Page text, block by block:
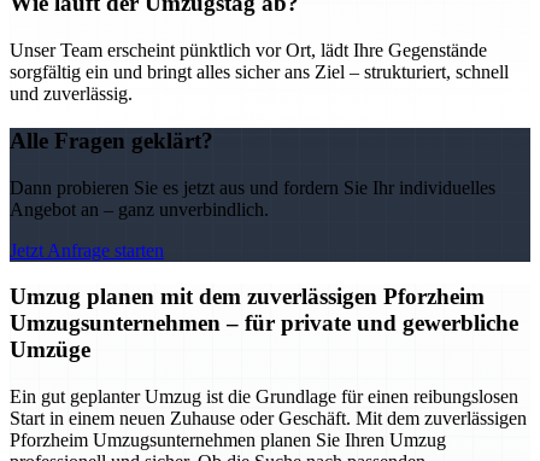
Unser Team erscheint pünktlich vor Ort, lädt Ihre Gegenstände
sorgfältig ein und bringt alles sicher ans Ziel – strukturiert, schnell
und zuverlässig.
Alle Fragen geklärt?
Dann probieren Sie es jetzt aus und fordern Sie Ihr individuelles
Angebot an – ganz unverbindlich.
Jetzt Anfrage starten
Umzug planen mit dem zuverlässigen Pforzheim
Umzugsunternehmen – für private und gewerbliche
Umzüge
Ein gut geplanter Umzug ist die Grundlage für einen reibungslosen
Start in einem neuen Zuhause oder Geschäft. Mit dem zuverlässigen
Pforzheim Umzugsunternehmen planen Sie Ihren Umzug